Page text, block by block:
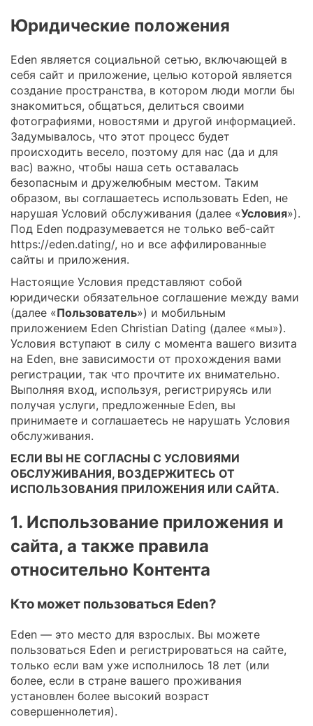
Юридические положения
Eden является социальной сетью, включающей в
себя сайт и приложение, целью которой является
создание пространства, в котором люди могли бы
знакомиться, общаться, делиться своими
фотографиями, новостями и другой информацией.
Задумывалось, что этот процесс будет
происходить весело, поэтому для нас (да и для
вас) важно, чтобы наша сеть оставалась
безопасным и дружелюбным местом. Таким
образом, вы соглашаетесь использовать Eden, не
нарушая Условий обслуживания (далее «Условия»).
Под Eden подразумевается не только веб-сайт
https://eden.dating/, но и все аффилированные
сайты и приложения.
Настоящие Условия представляют собой
юридически обязательное соглашение между вами
(далее «Пользователь») и мобильным
приложением Eden Christian Dating (далее «мы»).
Условия вступают в силу с момента вашего визита
на Eden, вне зависимости от прохождения вами
регистрации, так что прочтите их внимательно.
Выполняя вход, используя, регистрируясь или
получая услуги, предложенные Eden, вы
принимаете и соглашаетесь не нарушать Условия
обслуживания.
ЕСЛИ ВЫ НЕ СОГЛАСНЫ С УСЛОВИЯМИ
ОБСЛУЖИВАНИЯ, ВОЗДЕРЖИТЕСЬ ОТ
ИСПОЛЬЗОВАНИЯ ПРИЛОЖЕНИЯ ИЛИ САЙТА.
1. Использование приложения и
сайта, а также правила
относительно Контента
Кто может пользоваться Eden?
Eden — это место для взрослых. Вы можете
пользоваться Eden и регистрироваться на сайте,
только если вам уже исполнилось 18 лет (или
более, если в стране вашего проживания
установлен более высокий возраст
совершеннолетия).